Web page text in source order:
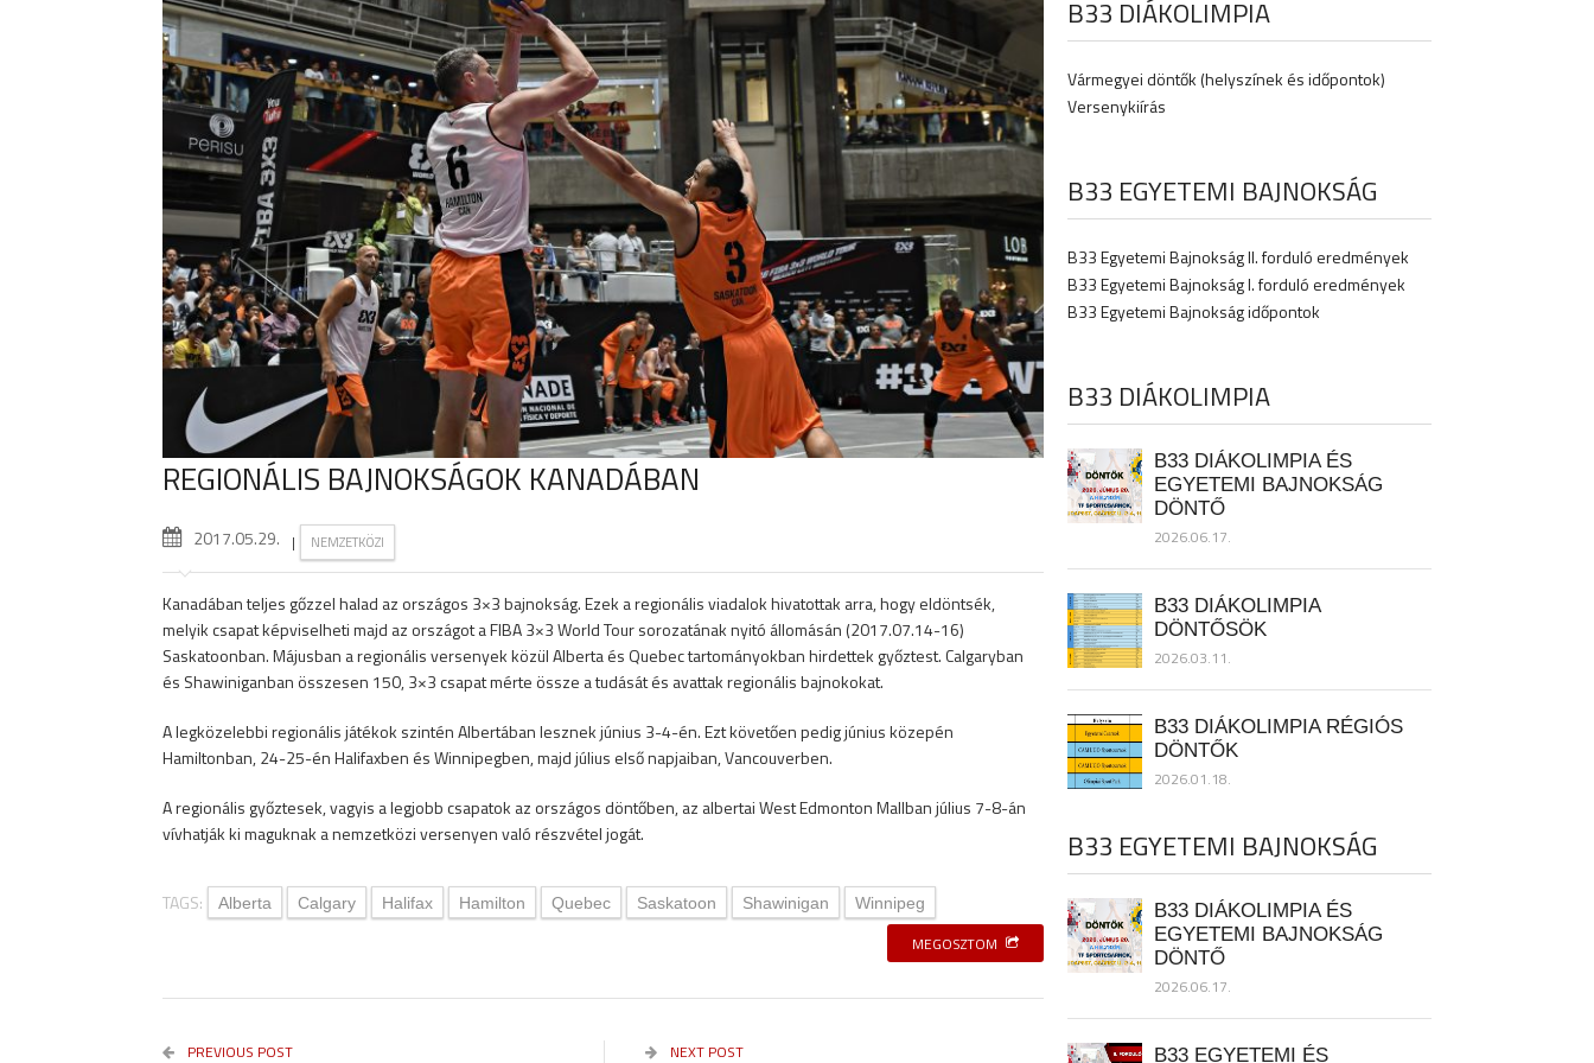
REGIONÁLIS BAJNOKSÁGOK KANADÁBAN
2017.05.29. | NEMZETKÖZI
Kanadában teljes gőzzel halad az országos 3×3 bajnokság. Ezek a regionális viadalok hivatottak arra, hogy eldöntsék,
melyik csapat képviselheti majd az országot a FIBA 3×3 World Tour sorozatának nyitó állomásán (2017.07.14-16)
Saskatoonban. Májusban a regionális versenyek közül Alberta és Quebec tartományokban hirdettek győztest. Calgaryban
és Shawiniganban összesen 150, 3×3 csapat mérte össze a tudását és avattak regionális bajnokokat.
A legközelebbi regionális játékok szintén Albertában lesznek június 3-4-én. Ezt követően pedig június közepén
Hamiltonban, 24-25-én Halifaxben és Winnipegben, majd július első napjaiban, Vancouverben.
A regionális győztesek, vagyis a legjobb csapatok az országos döntőben, az albertai West Edmonton Mallban július 7-8-án
vívhatják ki maguknak a nemzetközi versenyen való részvétel jogát.
TAGS: Alberta Calgary Halifax Hamilton Quebec Saskatoon Shawinigan Winnipeg
MEGOSZTOM
PREVIOUS POST NEXT POST
B33 DIÁKOLIMPIA
Vármegyei döntők (helyszínek és időpontok)
Versenykiírás
B33 EGYETEMI BAJNOKSÁG
B33 Egyetemi Bajnokság II. forduló eredmények
B33 Egyetemi Bajnokság I. forduló eredmények
B33 Egyetemi Bajnokság időpontok
B33 DIÁKOLIMPIA
B33 DIÁKOLIMPIA ÉS
EGYETEMI BAJNOKSÁG
DÖNTŐ
2026.06.17.
B33 DIÁKOLIMPIA
DÖNTŐSÖK
2026.03.11.
B33 DIÁKOLIMPIA RÉGIÓS
DÖNTŐK
2026.01.18.
B33 EGYETEMI BAJNOKSÁG
B33 DIÁKOLIMPIA ÉS
EGYETEMI BAJNOKSÁG
DÖNTŐ
2026.06.17.
B33 EGYETEMI ÉS